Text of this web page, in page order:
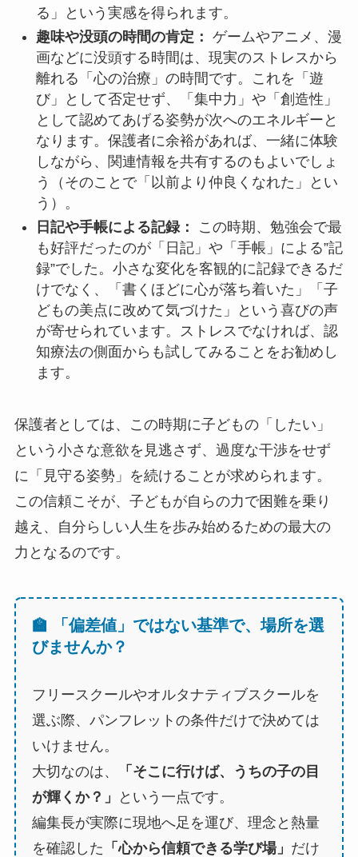
る」という実感を得られます。
趣味や没頭の時間の肯定： ゲームやアニメ、漫
画などに没頭する時間は、現実のストレスから
離れる「心の治療」の時間です。これを「遊
び」として否定せず、「集中力」や「創造性」
として認めてあげる姿勢が次へのエネルギーと
なります。保護者に余裕があれば、一緒に体験
しながら、関連情報を共有するのもよいでしょ
う（そのことで「以前より仲良くなれた」とい
う）。
日記や手帳による記録：
この時期、勉強会で最
も好評だったのが「日記」や「手帳」による”記
録”でした。小さな変化を客観的に記録できるだ
けでなく、「書くほどに心が落ち着いた」「子
どもの美点に改めて気づけた」という喜びの声
が寄せられています。ストレスでなければ、認
知療法の側面からも試してみることをお勧めし
ます。
保護者としては、この時期に子どもの「したい」
という小さな意欲を見逃さず、過度な干渉をせず
に「見守る姿勢」を続けることが求められます。
この信頼こそが、子どもが自らの力で困難を乗り
越え、自分らしい人生を歩み始めるための最大の
力となるのです。
🏫 「偏差値」ではない基準で、場所を選
びませんか？
フリースクールやオルタナティブスクールを
選ぶ際、パンフレットの条件だけで決めては
いけません。
大切なのは、
「そこに行けば、うちの子の目
が輝くか？」
という一点です。
編集長が実際に現地へ足を運び、理念と熱量
を確認した 「心から信頼できる学び場」 だけ